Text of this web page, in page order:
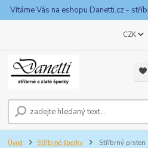
Vítáme Vás na eshopu Danetti.cz -
CZK
Úvod Stříbrné šperky Stříbrný